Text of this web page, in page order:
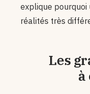
explique pourquoi
réalités très
Les
à